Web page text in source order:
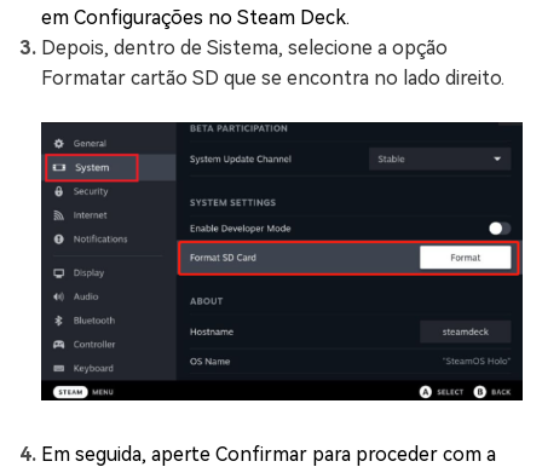
em Configurações no Steam Deck.
Depois, dentro de Sistema, selecione a opção
Formatar cartão SD que se encontra no lado direito.
Em seguida, aperte Confirmar para proceder com a